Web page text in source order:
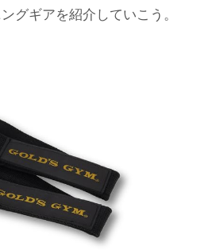
グギアを紹介していこう。